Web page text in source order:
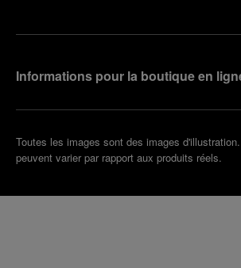
Informations pour la boutique en
Toutes les images sont des images
peuvent varier par rapport aux produits réels.